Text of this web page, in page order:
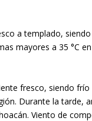
a templado,
mayores a 35 °C
fresco, siendo
Durante la tarde,
Viento de